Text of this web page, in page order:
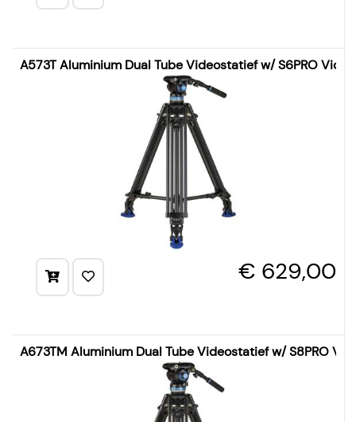
A573T Aluminium Dual Tube Videostatief w/ S6PRO
€ 629,00
A673TM Aluminium Dual Tube Videostatief w/ S8PRO